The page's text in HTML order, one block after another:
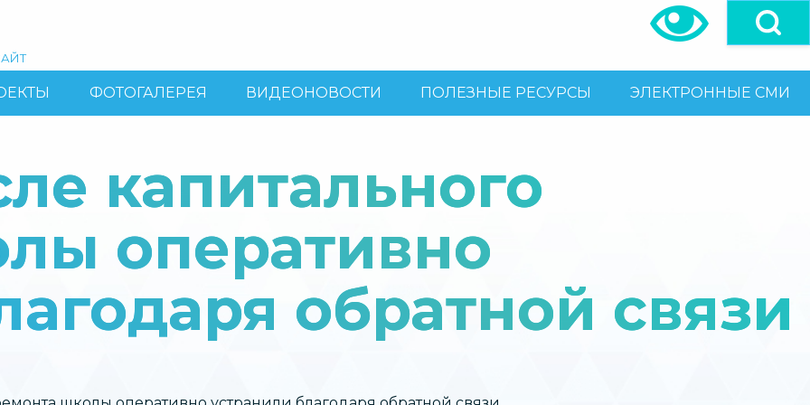
ФОТОГАЛЕРЕЯ ВИДЕОНОВОСТИ ПОЛЕЗНЫЕ РЕСУРСЫ ЭЛЕКТРОННЫЕ СМИ
капитального
оперативно
обратной связи